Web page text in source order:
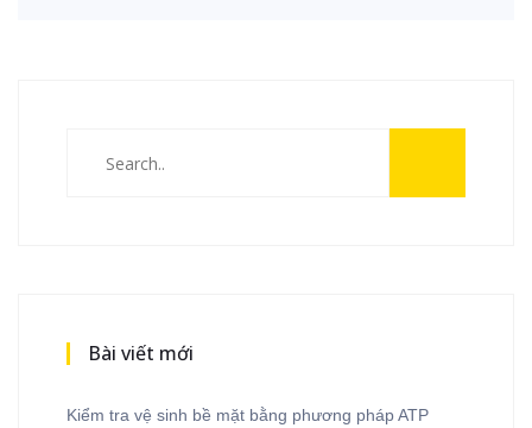
Bài viết mới
Kiểm tra vệ sinh bề mặt bằng phương pháp ATP